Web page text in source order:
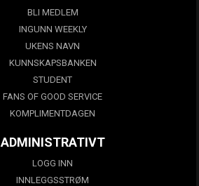
BLI MEDLEM
INGUNN WEEKLY
UKENS NAVN
KUNNSKAPSBANKEN
STUDENT
FANS OF GOOD SERVICE
KOMPLIMENTDAGEN
ADMINISTRATIVT
LOGG INN
INNLEGGSSTRØM